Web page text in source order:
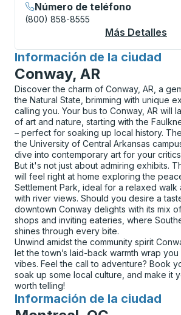
Número de teléfono
(800) 858-8555
Más Detalles
Información de la ciudad
para
Conway, AR
Discover the charm of Conway, AR, a
the Natural State, brimming with unique
calling you. Your bus to Conway, AR will
of art and nature, starting with the
– perfect for soaking up local history.
the University of Central Arkansas
dive into contemporary art for your
But it's not just about admiring exhibits.
will feel right at home exploring the
Settlement Park, ideal for a relaxed walk
with river views. Should you desire a
downtown Conway delights with its mix
shops and inviting eateries, where
shines through every bite.
Unwind amidst the community spirit
let the town’s laid-back warmth wrap
vibes. Feel the call to adventure? Book
soak up some local culture, and make it
worth telling!
Información de la ciudad
para